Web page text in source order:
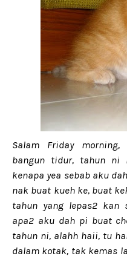
Salam Friday
bangun tidur, tahun ni
kenapa yea sebab aku
nak buat kueh ke, buat
tahun yang lepas2 kan
apa2 aku dah pi buat
tahun ni, alahh haii, tu
dalam kotak, tak kemas